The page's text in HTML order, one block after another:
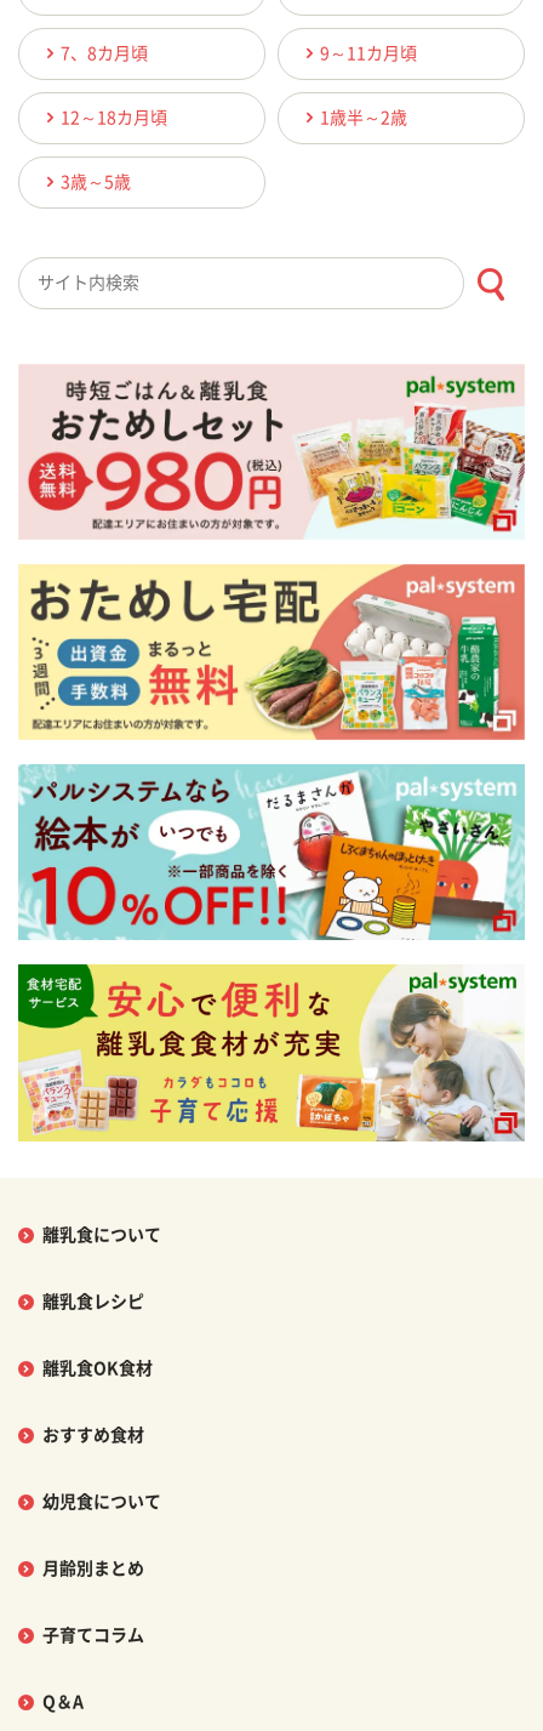
7、8カ月頃 9～11カ月頃
12～18カ月頃 1歳半～2歳
3歳～5歳
検索キーワード入力
離乳食について
離乳食レシピ
離乳食OK食材
おすすめ食材
幼児食について
月齢別まとめ
子育てコラム
Q＆A